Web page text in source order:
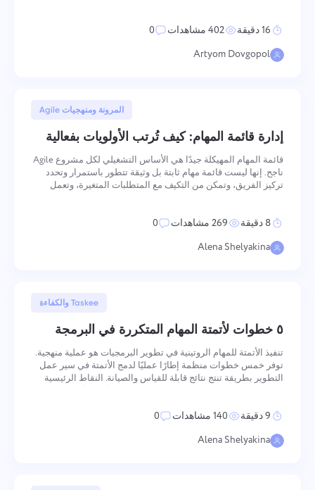
Español
हिन्दी
Italiano
Oʻzbek
ไทย
Türkçe
16 دقيقة 402 مشاهدات
0
Artyom Dovgopol
المرونة ومنهجيات Agile
4 أغسطس, 2025
إدارة قائمة المهام: كيف تُرتب الأولويات بفعالية
قائمة المهام المهيكلة جيدًا هي الأساس التشغيلي لكل مشروع Agile
ناجح. إنها ليست قائمة مهام ثابتة بل وثيقة تتطور باستمرار وتحدد
تركيز الفريق، وتمكن من التكيف مع المتطلبات المتغيرة، وتعمل
8 دقيقة 269 مشاهدات
0
Alena Shelyakina
Taskee والكفاءة
30 يوليو, 2025
٥ خطوات لأتمتة المهام المتكررة في البرمجة
تنفيذ الأتمتة للمهام الروتينية في تطوير البرمجيات هو عملية منهجية.
توفر خمس خطوات منظمة إطارًا عمليًا لدمج الأتمتة في سير عمل
التطوير بطريقة تنتج نتائج قابلة للقياس والصيانة. النقاط الرئيسية
9 دقيقة 140 مشاهدات
0
Alena Shelyakina
التقارير
لوحة كانبان
إدارة المهام على لوحة كانبان، تصفية المهام وتوسيع اللوحة
الخاصة بك
إدارة المشاريع
مكان واحد
قم بإنشاء شركة، ودعوة المستخدمين وتعيين الأدوار لتحسين
العمل الجماعي